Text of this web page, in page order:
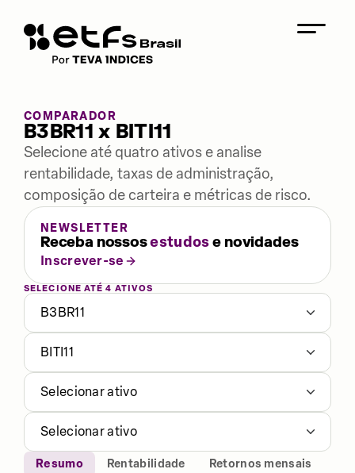
COMPARADOR
B3BR11 x BITI11
Selecione até quatro ativos e analise
rentabilidade, taxas de administração,
composição de carteira e métricas de risco.
NEWSLETTER
Receba nossosestudose novidades
Inscrever-se
SELECIONE ATÉ 4 ATIVOS
B3BR11
BITI11
Selecionar ativo
Selecionar ativo
Resumo Rentabilidade
Retornos mensais